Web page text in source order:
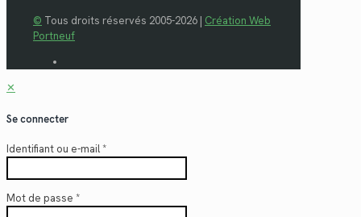
© Tous droits réservés 2005-2026 | Création Web
Portneuf
✕
Se connecter
Identifiant ou e-mail*
Mot de passe *